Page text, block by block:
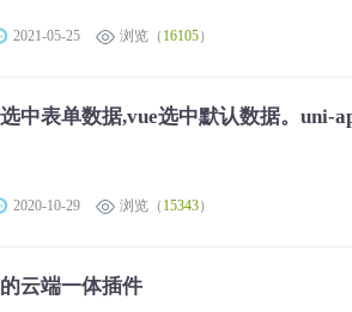
2021-05-25 浏览（ 16105）
中表单数据,vue选中默认数据。uni-
2020-10-29 浏览（ 15343）
云端一体插件